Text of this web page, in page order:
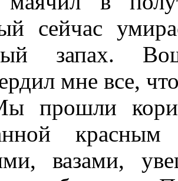
сейчас
запах.
мне все,
вазами,